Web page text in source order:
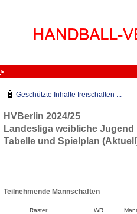
>
Geschützte Inhalte freischalten ...
HVBerlin 2024/25
Landesliga weibliche Jugend
Tabelle und Spielplan
Teilnehmende Mannschaften
Raster WR